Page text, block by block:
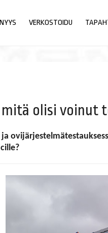
VERKOSTOIDU
mitä olisi voinut